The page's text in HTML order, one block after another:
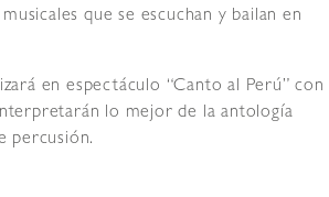
que se escuchan y bailan en
en espectáculo “Canto al Perú” con
lo mejor de la antología
percusión.